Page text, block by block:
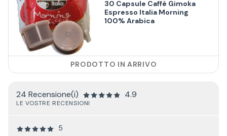
30 Capsule Caffè Gimoka
Espresso Italia Morning
100% Arabica
PRODOTTO IN ARRIVO
24 Recensione(i) 4.9
LE VOSTRE RECENSIONI
5